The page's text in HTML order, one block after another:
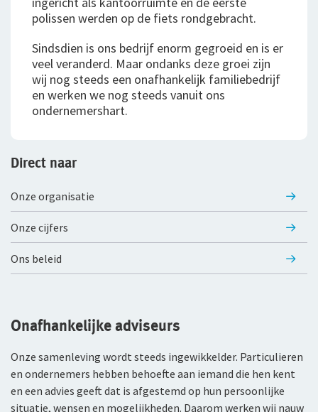
Bestelautoverzekering
Zakelijke personenautoverzekering
Bekijk alle zakelijke verzekeringen
WIA Verzekering (WIA 0-tot-100 Plan)
Anw-pensioen
Nabestaandenverzekering Collectief
Voor jou als ondernemer
Arbeidsongeschiktheidsverzekering
Vind een adviseur bij jou in de buurt
Gratis persoonlijk advies voor jouw branche
Klachtenregeling
Wie wij zijn
Onze organisatie
Onze cijfers
Ons beleid
Duurzaam ondernemen
Werken bij De Goudse
Vacatures
Arbeidsvoorwaarden
Sollicitatieprocedure
polissen werden op de fiets rondgebracht.
Sindsdien is ons bedrijf enorm gegroeid en is er
veel veranderd. Maar ondanks deze groei zijn
wij nog steeds een onafhankelijk familie­bedrijf
en werken we nog steeds vanuit ons
ondernemershart.
Direct naar
Onze organisatie
Onze cijfers
Ons beleid
Onafhankelijke adviseurs
Onze samenleving wordt steeds ingewikkelder. Particulieren
en ondernemers hebben behoefte aan iemand die hen kent
en een advies geeft dat is afgestemd op hun persoonlijke
situatie, wensen en mogelijkheden. Daarom werken wij nauw